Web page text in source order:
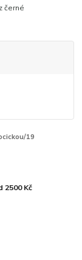
černé
19
2500 Kč